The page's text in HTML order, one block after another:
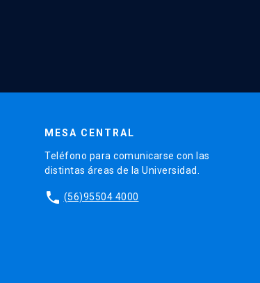
MESA CENTRAL
Teléfono para comunicarse con las
distintas áreas de la Universidad.
phone (56)95504 4000